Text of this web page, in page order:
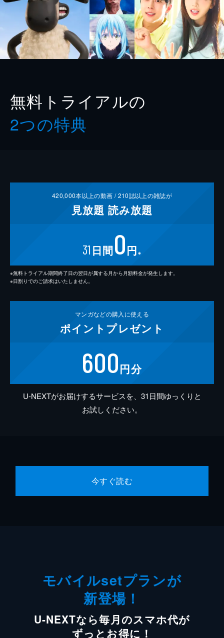
無料トライアルの
2つの特典
420,000本以上の動画 /210誌以上の雑誌が
見放題 読み放題
31 日間0円 ※
※無料トライアル期間終了日の翌日が属する月から月額料金が発生します。
※日割りでのご請求はいたしません。
マンガなどの購入に使える
ポイント プレゼント
600円分
U-NEXTがお届けするサービスを、31日間ゆっくりと
お試しください。
今すぐ読む
モバイルsetプランが
新登場！
U-NEXTなら毎月のスマホ代が
ずっとお得に！